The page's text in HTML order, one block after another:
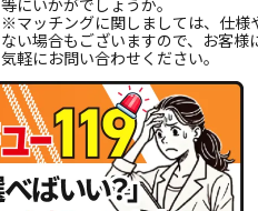
※マッチングに関しましては、仕様
ない場合もございますので、お客
気軽にお問い合わせください。